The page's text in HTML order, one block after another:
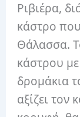
Ριβιέρα,
κάστρο
Θάλασσα.
κάστρου
δρομάκια
αξίζει τον